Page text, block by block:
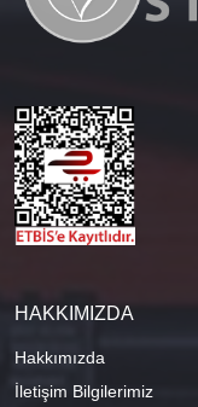
HAKKIMIZDA
Hakkımızda
İletişim Bilgilerimiz